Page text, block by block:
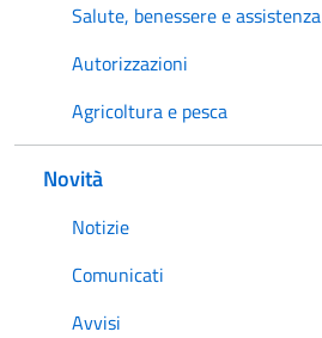
Salute, benessere e assistenza
Autorizzazioni
Agricoltura e pesca
Novità
Notizie
Comunicati
Avvisi